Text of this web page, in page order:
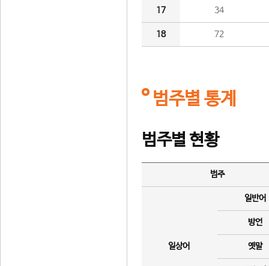
17 34
18 72
범주별 통계
범주별 현황
범주
일상어
일반어
방언
옛말